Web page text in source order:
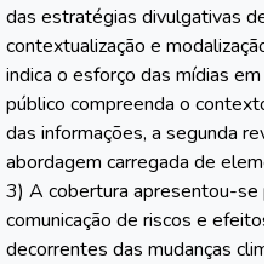
das estratégias divulgativas de
contextualização e
indica o esforço das mídias em
público compreenda o contexto
das informações, a segunda
abordagem carregada de
3) A cobertura apresentou-se
comunicação de riscos e
decorrentes das mudanças